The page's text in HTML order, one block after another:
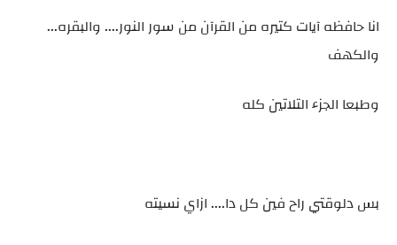
انا حافظه آيات كتيره من القرآن من سور النور.... والبقره...
والكهف
وطبعا الجزء التلاتين كله
بس دلوقتي راح فين كل دا.... ازاي نسيته